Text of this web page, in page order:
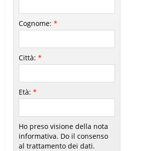
Cognome:*
Città:*
Età:*
Ho preso visione della nota
informativa. Do il consenso
al trattamento dei dati.